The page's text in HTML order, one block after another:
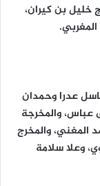
خليل بن كيران،
المغربي.
عدرا وحمدان
عباس، والمخرجة
المغني، والمخرج
وعلا سلامة